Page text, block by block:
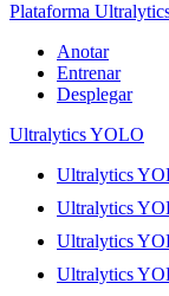
Plataforma
Anotar
Entrenar
Desplegar
Ultralytics YOLO
Ultralytics
Ultralytics
Ultralytics
Ultralytics